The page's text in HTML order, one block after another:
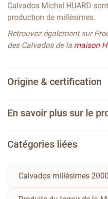
Calvados Michel HUARD
production de millésimes.
Retrouvez également sur
des Calvados de la maison
Origine & certification
En savoir plus sur le
Catégories liées
Calvados millésimes